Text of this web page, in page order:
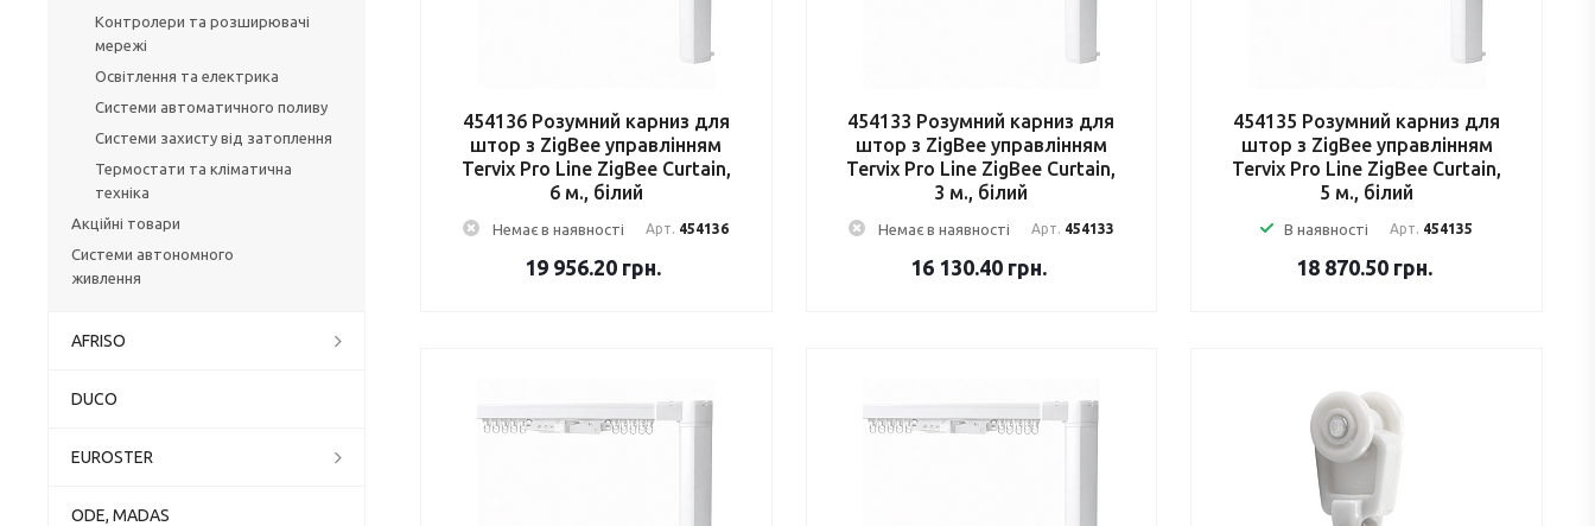
454136 Розумний карниз для
штор з ZigBee управлінням
Tervix Pro Line ZigBee Curtain,
6 м., білий
Немає в наявності Арт. 454136
19 956.20 грн.
454133 Розумний карниз для
штор з ZigBee управлінням
Tervix Pro Line ZigBee Curtain,
3 м., білий
Немає в наявності Арт. 454133
16 130.40 грн.
454135 Розумний карниз для
штор з ZigBee управлінням
Tervix Pro Line ZigBee Curtain,
5 м., білий
В наявності Арт. 454135
18 870.50 грн.
Контролери та розширювачі
мережі
Освітлення та електрика
Системи автоматичного поливу
Системи захисту від затоплення
Термостати та кліматична
техніка
Акційні товари
Системи автономного
живлення
AFRISO
DUCO
EUROSTER
ODE, MADAS